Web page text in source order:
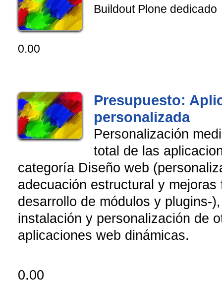
Buildout Plone dedicado
0.00
Presupuesto:
personalizada
Personalización
total de las
categoría Diseño web
adecuación estructural y mejoras
desarrollo de módulos y plugins-
instalación y personalización de
aplicaciones web dinámicas.
0.00